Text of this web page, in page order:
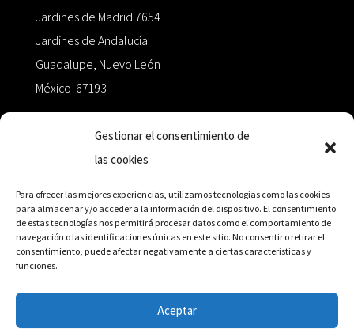
Gestionar el consentimiento de
las cookies
Para ofrecer las mejores experiencias, utilizamos tecnologías como las cookies
para almacenar y/o acceder a la información del dispositivo. El consentimiento
de estas tecnologías nos permitirá procesar datos como el comportamiento de
navegación o las identificaciones únicas en este sitio. No consentir o retirar el
consentimiento, puede afectar negativamente a ciertas características y
funciones.
Aceptar
Jardines de Madrid 7654
Jardines de Andalucía
Guadalupe, Nuevo León
México 67193
+52 811.499.5638
RED DE DISTRIBUCIÓN